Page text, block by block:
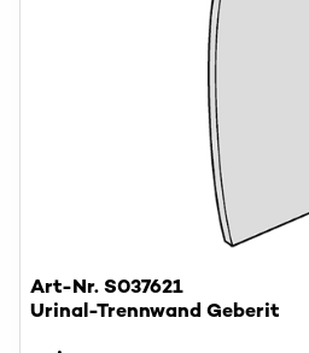
Art-Nr. S037621
Urinal-Trennwand Geberit